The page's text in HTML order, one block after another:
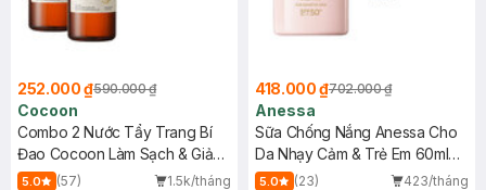
252.000 ₫590.000 ₫
Cocoon
Combo 2 Nước Tẩy Trang Bí
Đao Cocoon Làm Sạch & Giảm
Dầu 500ml
5.0 (57)
1.5k/tháng
418.000 ₫702.000 ₫
Anessa
Sữa Chống Nắng Anessa Cho
Da Nhạy Cảm & Trẻ Em 60ml
(Mới)
5.0 (23)
423/tháng